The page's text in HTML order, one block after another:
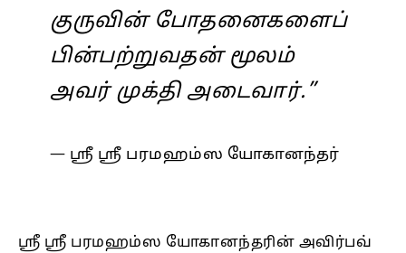
குருவின் போதனைகளைப்
பின்பற்றுவதன் மூலம்
அவர் முக்தி அடைவார்.”
— ஸ்ரீ ஸ்ரீ பரமஹம்ஸ யோகானந்தர்
ஸ்ரீ ஸ்ரீ பரமஹம்ஸ யோகானந்தரின் அவிர்பவ்